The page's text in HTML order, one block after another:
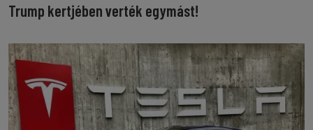
Trump kertjében verték egymást!